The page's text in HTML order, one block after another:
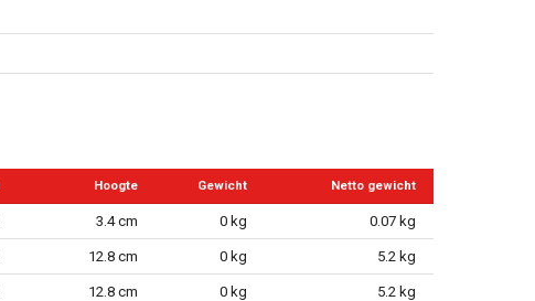
Hoogte Gewicht Netto gewicht
3.4 cm 0 kg 0.07 kg
12.8 cm 0 kg 5.2 kg
12.8 cm 0 kg 5.2 kg